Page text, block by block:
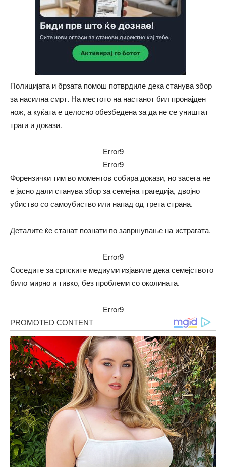
Полицијата и брзата помош потврдиле дека станува збор
за насилна смрт. На местото на настанот бил пронајден
нож, а куќата е целосно обезбедена за да не се уништат
траги и докази.
Error9
Error9
Форензички тим во моментов собира докази, но засега не
е јасно дали станува збор за семејна трагедија, двојно
убиство со самоубиство или напад од трета страна.
Деталите ќе станат познати по завршување на истрагата.
Error9
Соседите за српските медиуми изјавиле дека семејството
било мирно и тивко, без проблеми со околината.
Error9